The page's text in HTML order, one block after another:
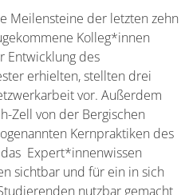
Meilensteine der letzten zehn
Kolleg*innen
Entwicklung des
erhielten, stellten drei
vor. Außerdem
Zell von der Bergischen
Kernpraktiken des
Expert*innenwissen
sichtbar und für ein in sich
nutzbar gemacht